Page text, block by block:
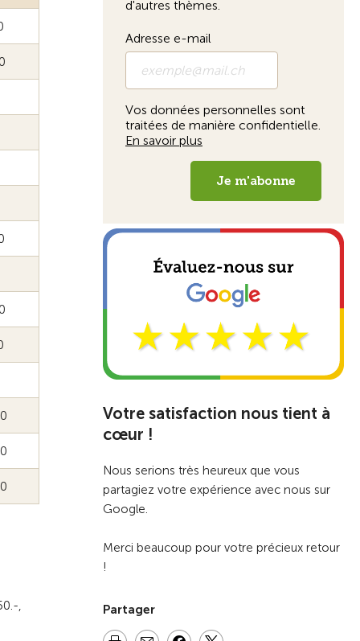
,
Votre satisfaction nous tient à
cœur !
Nous serions très heureux que vous
partagiez votre expérience avec nous sur
Google.
Merci beaucoup pour votre précieux retour
!
Partager